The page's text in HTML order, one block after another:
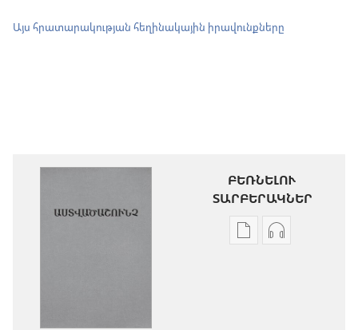
Այս հրատարակության հեղինակային իրավունքները
ԲԵՌՆԵԼՈՒ
ՏԱՐԲԵՐԱԿՆԵՐ
Թվային